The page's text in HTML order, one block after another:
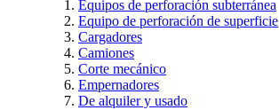
Equipos de perforación subterránea
Equipo de perforación de superficie
Cargadores
Camiones
Corte mecánico
Empernadores
De alquiler y usado